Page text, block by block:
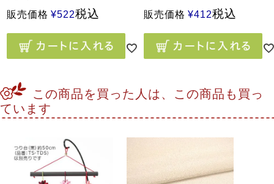
販売価格 ¥522税込 販売価格 ¥412税込
この商品を買った人は、この商品も買っ
ています